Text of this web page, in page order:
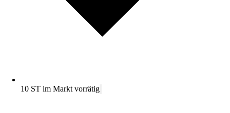
10 ST im Markt vorrätig